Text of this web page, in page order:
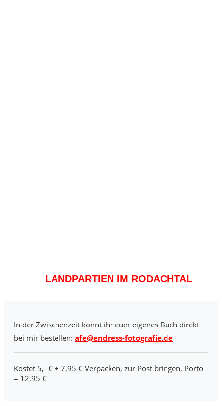
LANDPARTIEN IM RODACHTAL
In der Zwischenzeit könnt ihr euer eigenes Buch direkt
bei mir bestellen: afe@endress-fotografie.de
Kostet 5,- € + 7,95 € Verpacken, zur Post bringen, Porto
= 12,95 €